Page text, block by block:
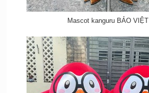
Mascot kanguru BẢO VIỆT